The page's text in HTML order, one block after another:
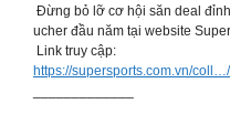
Đừng bỏ lỡ cơ hội săn deal
ucher đầu năm tại website
Link truy cập:
https://supersports.com.vn/